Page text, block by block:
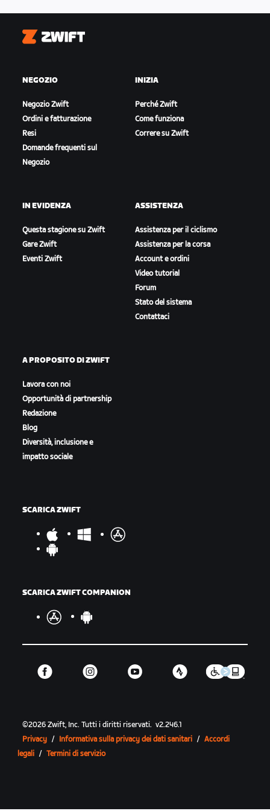
Zwift
NEGOZIO
Negozio Zwift
Ordini e fatturazione
Resi
Domande frequenti sul
Negozio
INIZIA
Perché Zwift
Come funziona
Correre su Zwift
IN EVIDENZA
Questa stagione su Zwift
Gare Zwift
Eventi Zwift
ASSISTENZA
Assistenza per il ciclismo
Assistenza per la corsa
Account e ordini
Video tutorial
Forum
Stato del sistema
Contattaci
A PROPOSITO DI ZWIFT
Lavora con noi
Opportunità di partnership
Redazione
Blog
Diversità, inclusione e
impatto sociale
SCARICA ZWIFT
SCARICA ZWIFT COMPANION
©2026 Zwift, Inc.Tutti i diritti riservati. v2.246.1
Privacy / Informativa sulla privacy dei dati sanitari / Accordi
legali / Termini di servizio